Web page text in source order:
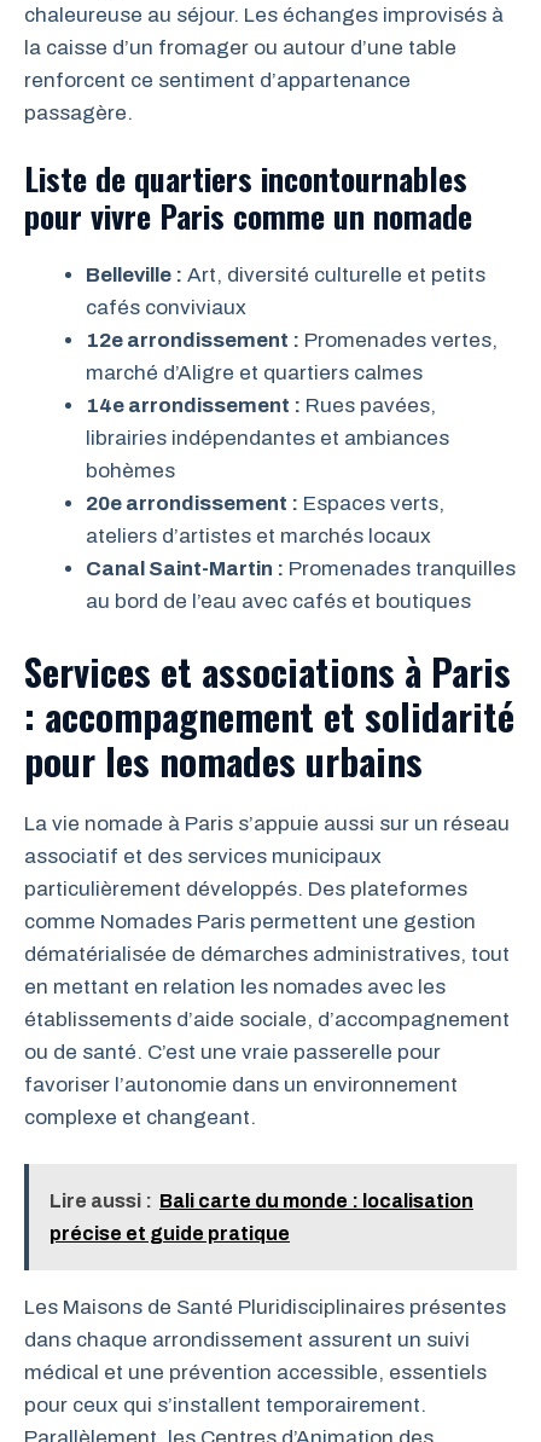
chaleureuse au séjour. Les échanges improvisés à
la caisse d’un fromager ou autour d’une table
renforcent ce sentiment d’appartenance
passagère.
Liste de quartiers incontournables
pour vivre Paris comme un nomade
Belleville : Art, diversité culturelle et petits
cafés conviviaux
12e arrondissement : Promenades vertes,
marché d’Aligre et quartiers calmes
14e arrondissement : Rues pavées,
librairies indépendantes et ambiances
bohèmes
20e arrondissement : Espaces verts,
ateliers d’artistes et marchés locaux
Canal Saint-Martin : Promenades tranquilles
au bord de l’eau avec cafés et boutiques
Services et associations à Paris
: accompagnement et solidarité
pour les nomades urbains
La vie nomade à Paris s’appuie aussi sur un réseau
associatif et des services municipaux
particulièrement développés. Des plateformes
comme Nomades Paris permettent une gestion
dématérialisée de démarches administratives, tout
en mettant en relation les nomades avec les
établissements d’aide sociale, d’accompagnement
ou de santé. C’est une vraie passerelle pour
favoriser l’autonomie dans un environnement
complexe et changeant.
Lire aussi : Bali carte du monde : localisation
précise et guide pratique
Les Maisons de Santé Pluridisciplinaires présentes
dans chaque arrondissement assurent un suivi
médical et une prévention accessible, essentiels
pour ceux qui s’installent temporairement.